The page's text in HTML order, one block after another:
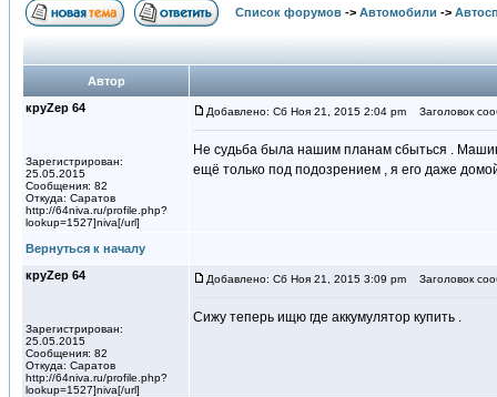
Список форумов -> Автомобили ->
Автор
круZер 64
Зарегистрирован:
25.05.2015
Сообщения: 82
Откуда: Саратов
http://64niva.ru/profile.php?
lookup=1527]niva[/url]
Добавлено: Сб Ноя 21, 2015 2:04 pm Заголовок
Не судьба была нашим планам сбыться .
ещё только под подозрением , я его даже
Вернуться к началу
круZер 64
Зарегистрирован:
25.05.2015
Сообщения: 82
Откуда: Саратов
http://64niva.ru/profile.php?
lookup=1527]niva[/url]
Добавлено: Сб Ноя 21, 2015 3:09 pm Заголовок
Сижу теперь ищю где аккумулятор купить .